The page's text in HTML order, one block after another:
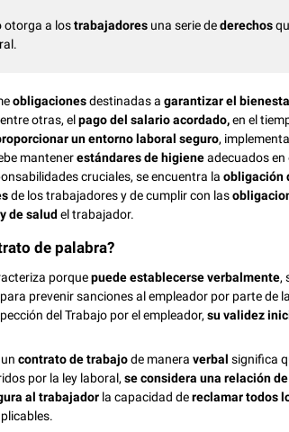
otorga a lostrabajadores una serie dederechos
obligacionesdestinadas a garantizar el
otras, elpago del salario acordado,en el
un entorno laboral seguro,
mantenerestándares de higieneadecuados en
cruciales, se encuentra la obligación
de los trabajadores y de cumplir con las
de salud el trabajador.
de palabra?
porquepuede establecerse verbalmente,
para prevenir sanciones al empleador por parte de
del Trabajo por el empleador,su validez
uncontrato de trabajode maneraverbal significa
por la ley laboral,se considera una relación
al trabajador la capacidad dereclamar todos